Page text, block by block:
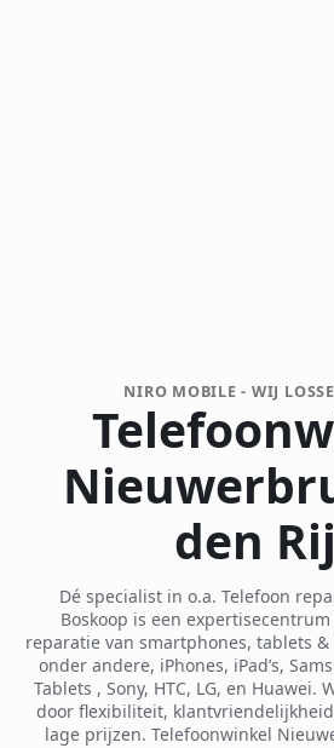
NIRO MOBILE - WIJ
den
Dé specialist in o.a. Telefoon
Boskoop is een
reparatie van smartphones, tablets
onder andere, iPhones, iPad’s,
Tablets , Sony, HTC, LG, en Huawei.
door flexibiliteit,
lage prijzen. Telefoonwinkel